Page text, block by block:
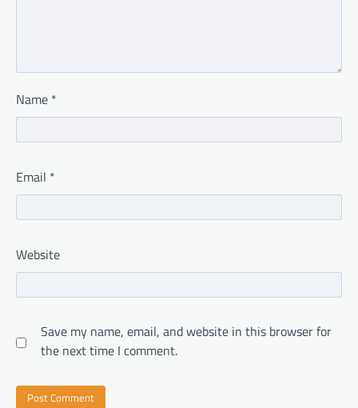
Name *
Email *
Website
Save my name, email, and website in this browser for
the next time I comment.